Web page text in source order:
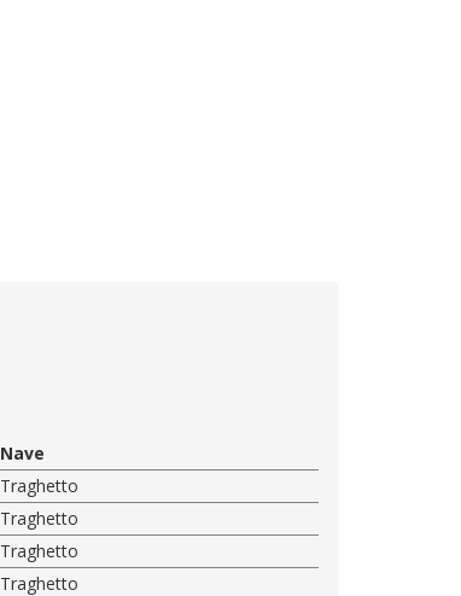
Nave
Traghetto
Traghetto
Traghetto
Traghetto